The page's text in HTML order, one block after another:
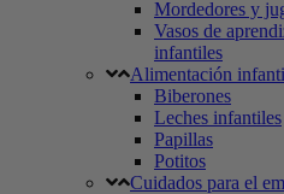
Mordedores y
Vasos de
infantiles
Alimentación
Biberones
Leches infantiles
Papillas
Potitos
Cuidados para el